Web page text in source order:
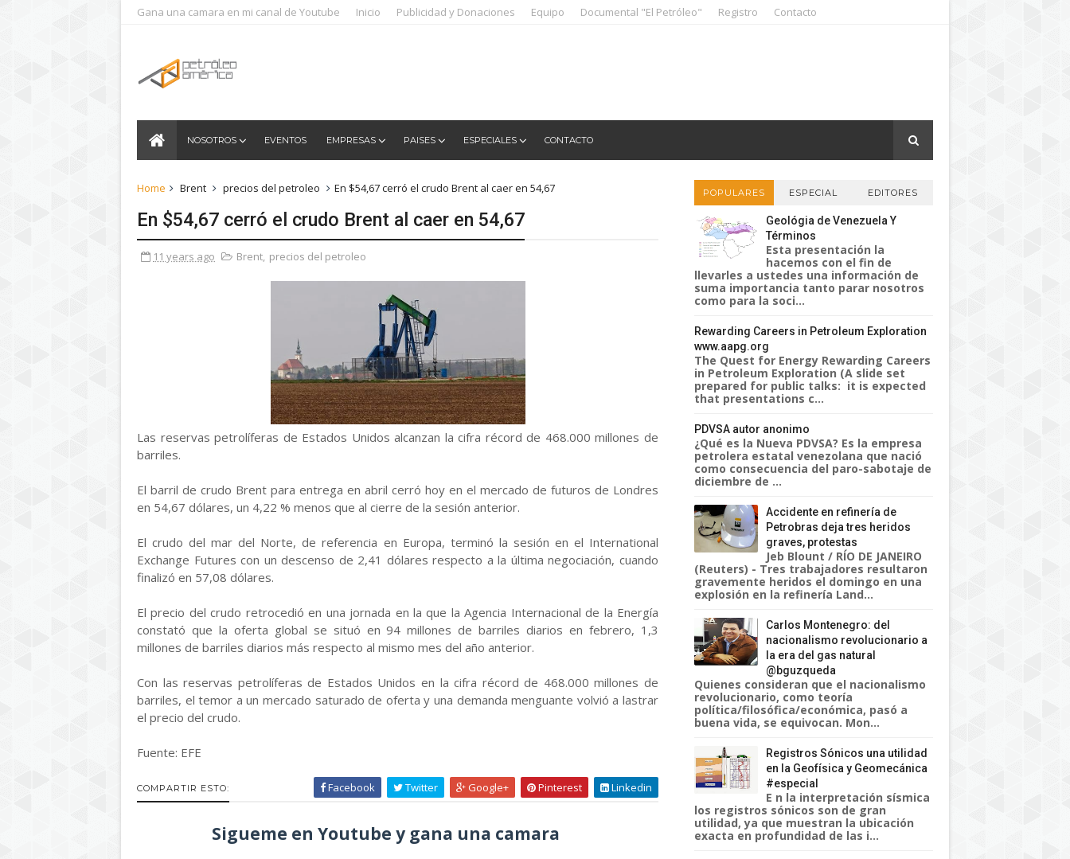
Gana una camara en mi canal de Youtube Inicio Publicidad y Donaciones Equipo Documental "El Petróleo" Registro Contacto
NOSOTROS EVENTOS EMPRESAS PAISES ESPECIALES CONTACTO
Home Brent precios del petroleo En $54,67 cerró el crudo Brent al caer en 54,67
En $54,67 cerró el crudo Brent al caer en 54,67
11 years ago Brent, precios del petroleo
Las reservas petrolíferas de Estados Unidos alcanzan la cifra récord de 468.000 millones de
barriles.
El barril de crudo Brent para entrega en abril cerró hoy en el mercado de futuros de Londres
en 54,67 dólares, un 4,22 % menos que al cierre de la sesión anterior.
El crudo del mar del Norte, de referencia en Europa, terminó la sesión en el International
Exchange Futures con un descenso de 2,41 dólares respecto a la última negociación, cuando
finalizó en 57,08 dólares.
El precio del crudo retrocedió en una jornada en la que la Agencia Internacional de la Energía
constató que la oferta global se situó en 94 millones de barriles diarios en febrero, 1,3
millones de barriles diarios más respecto al mismo mes del año anterior.
Con las reservas petrolíferas de Estados Unidos en la cifra récord de 468.000 millones de
barriles, el temor a un mercado saturado de oferta y una demanda menguante volvió a lastrar
el precio del crudo.
Fuente: EFE
COMPARTIR ESTO: Facebook Twitter Google+ Pinterest Linkedin
Sigueme en Youtube y gana una camara
POPULARES ESPECIAL EDITORES
Geológia de Venezuela Y
Términos
Esta presentación la
hacemos con el fin de
llevarles a ustedes una información de
suma importancia tanto parar nosotros
como para la soci...
Rewarding Careers in Petroleum Exploration
www.aapg.org
The Quest for Energy Rewarding Careers
in Petroleum Exploration (A slide set
prepared for public talks: it is expected
that presentations c...
PDVSA autor anonimo
¿Qué es la Nueva PDVSA? Es la empresa
petrolera estatal venezolana que nació
como consecuencia del paro-sabotaje de
diciembre de ...
Accidente en refinería de
Petrobras deja tres heridos
graves, protestas
Jeb Blount / RÍO DE JANEIRO
(Reuters) - Tres trabajadores resultaron
gravemente heridos el domingo en una
explosión en la refinería Land...
Carlos Montenegro: del
nacionalismo revolucionario a
la era del gas natural
@bguzqueda
Quienes consideran que el nacionalismo
revolucionario, como teoría
política/filosófica/económica, pasó a
buena vida, se equivocan. Mon...
Registros Sónicos una utilidad
en la Geofísica y Geomecánica
#especial
E n la interpretación sísmica
los registros sónicos son de gran
utilidad, ya que muestran la ubicación
exacta en profundidad de las i...